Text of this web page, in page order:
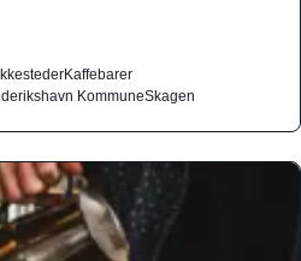
Kaffebarer
KommuneSkagen